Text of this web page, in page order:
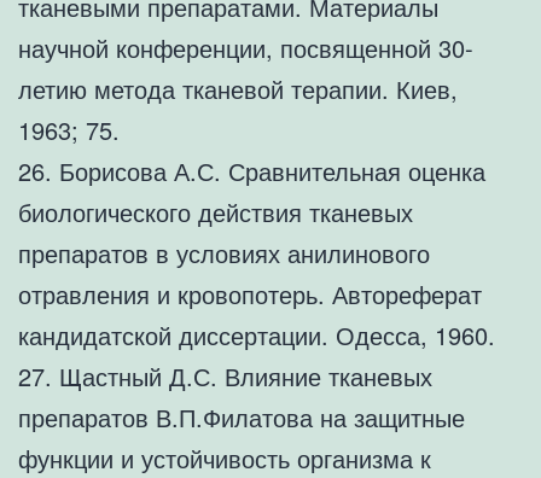
тканевыми препаратами. Материалы
научной конференции, посвященной 30-
летию метода тканевой терапии. Киев,
1963; 75.
26. Борисова А.С. Сравнительная оценка
биологического действия тканевых
препаратов в условиях анилинового
отравления и кровопотерь. Автореферат
кандидатской диссертации. Одесса, 1960.
27. Щастный Д.С. Влияние тканевых
препаратов В.П.Филатова на защитные
функции и устойчивость организма к